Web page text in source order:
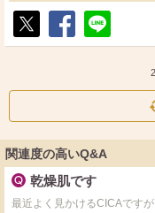
ポ
シ
送
関連度の高いQ&A
乾燥肌です
最近よく見かけるCICAです